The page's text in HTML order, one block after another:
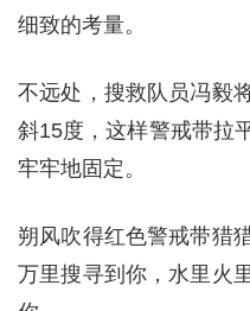
细致的考量。
不远处，搜救队员冯毅
斜15度，这样警戒带拉
牢牢地固定。
朔风吹得红色警戒带猎
万里搜寻到你，水里火